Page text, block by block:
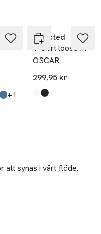
i färgerna:
,,+1
Selected
T-shirt loose fit
OSCAR
299,95 kr
Produkten finns i
Bright White
Black
att synas i vårt flöde.